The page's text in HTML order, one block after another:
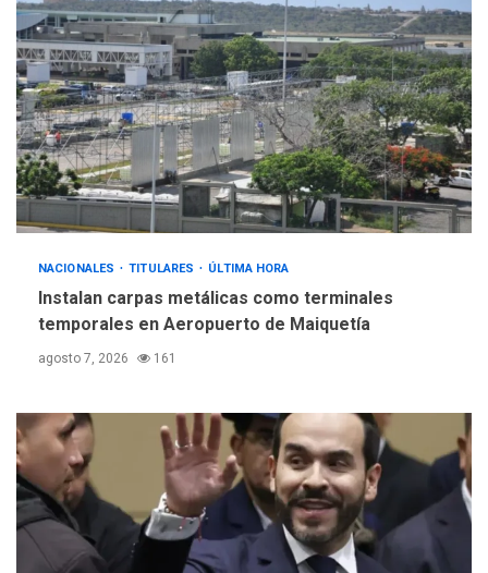
4
ÚLTIMA HORA
Gobierno y AN2015 en
nueva mesa de diálogo
INTERNACIONALES ÚLTIMA HORA
Hiroshima 81 años de la
debacle atómica. Japón
debate principios no
nucleares
NACIONALES TITULARES ÚLTIMA HORA
Instalan carpas metálicas como terminales
temporales en Aeropuerto de Maiquetía
agosto 7, 2026 161